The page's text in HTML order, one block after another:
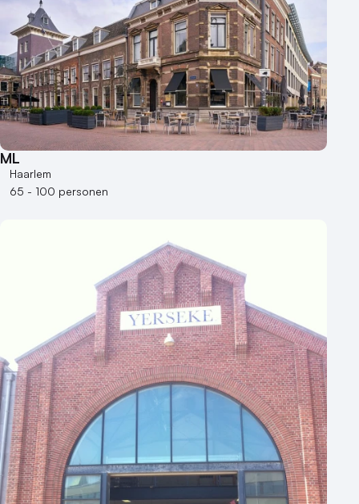
ML
Haarlem
65 - 100 personen